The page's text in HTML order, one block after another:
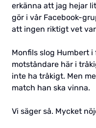
erkänna att jag hejar
gör i vår Facebook-
att ingen riktigt vet
Monfils slog Humbert
motståndare här i
inte ha tråkigt. Men
match han ska vinna.
Vi säger så. Mycket